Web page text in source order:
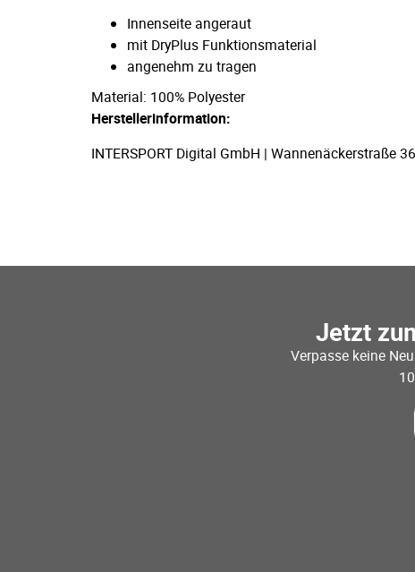
Innenseite angeraut
mit DryPlus Funktionsmaterial
angenehm zu tragen
Material: 100% Polyester
Herstellerinformation:
INTERSPORT Digital GmbH |
Jetzt
Verpasse keine